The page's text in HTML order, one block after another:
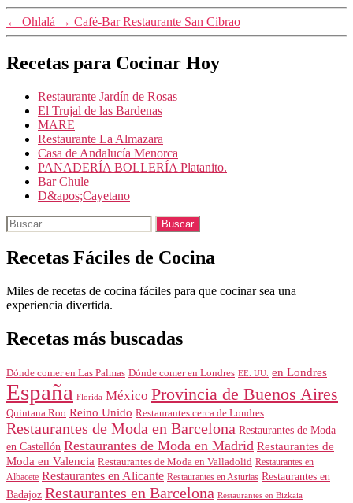
← Ohlalá → Café-Bar Restaurante San Cibrao
Recetas para Cocinar Hoy
Restaurante Jardín de Rosas
El Trujal de las Bardenas
MARE
Restaurante La Almazara
Casa de Andalucía Menorca
PANADERÍA BOLLERÍA Platanito.
Bar Chule
D&apos;Cayetano
Buscar:
Recetas Fáciles de Cocina
Miles de recetas de cocina fáciles para que cocinar sea una
experiencia divertida.
Recetas más buscadas
Dónde comer en Las Palmas Dónde comer en Londres EE. UU. en Londres
España Florida México Provincia de Buenos Aires
Quintana Roo Reino Unido Restaurantes cerca de Londres
Restaurantes de Moda en Barcelona Restaurantes de Moda
en Castellón Restaurantes de Moda en Madrid Restaurantes de
Moda en Valencia Restaurantes de Moda en Valladolid Restaurantes en
Albacete Restaurantes en Alicante Restaurantes en Asturias Restaurantes en
Badajoz Restaurantes en Barcelona Restaurantes en Bizkaia